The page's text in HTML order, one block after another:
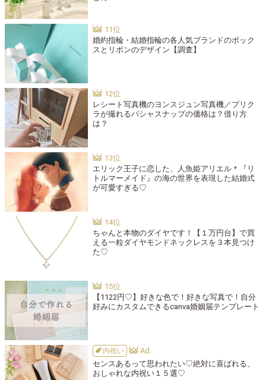
婚約指輪・結婚指輪の各人気ブランドのボック
スとリボンのデザイン【調査】
レシート写真機のヨンスジュン写真機／プリク
ラが撮れるパシャスナップの価格は？借り方
は？
エリック王子に恋した、人魚姫アリエル＊『リ
トルマーメイド』の海の世界を表現した結婚式
が可愛すぎる♡
ちゃんと本物のダイヤです！【１万円台】で買
える一粒ダイヤモンドネックレスを３本見つけ
た♡
【1122円♡】好きな色で！好きな写真で！自分
好みにカスタムできるcanva婚姻届テンプレート
内祝い
センスあるって思われたい♡絶対に喜ばれる、
おしゃれな内祝い１５選♡